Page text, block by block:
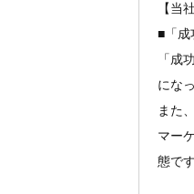
【当
■「成
「成
にな
また
マー
態です